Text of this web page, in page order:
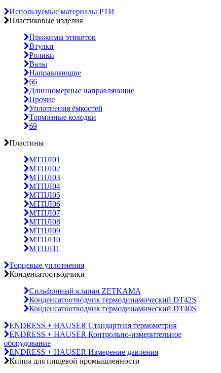
Используемые материалы РТИ
Пластиковые изделия
Прижимы этикеток
Втулки
Ролики
Валы
Направляющие
66
Длинномерные направляющие
Прочие
Уплотнения ёмкостей
Тормозные колодки
69
Пластины
МТПЛ01
МТПЛ02
МТПЛ03
МТПЛ04
МТПЛ05
МТПЛ06
МТПЛ07
МТПЛ08
МТПЛ09
МТПЛ10
МТПЛ11
Торцевые уплотнения
Конденсатоотводчики
Сильфонный клапан ZETKAMA
Конденсатоотводчик термодинамический DT42S
Конденсатоотводчик термодинамический DT40S
ENDRESS + HAUSER Стандартная термометрия
ENDRESS + HAUSER Контрольно-измерительное
оборудование
ENDRESS + HAUSER Измерение давления
Кипиа для пищевой промышленности